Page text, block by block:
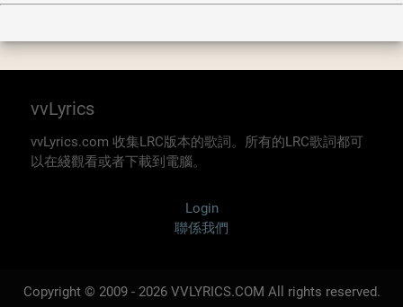
vvLyrics
vvLyrics.com 收集LRC版本的歌詞。所有的LRC歌詞都可
以在綫觀看或者下載到電腦。
Login
聯係我們
Copyright © 2009 - 2026 VVLYRICS.COM All rights reserved.